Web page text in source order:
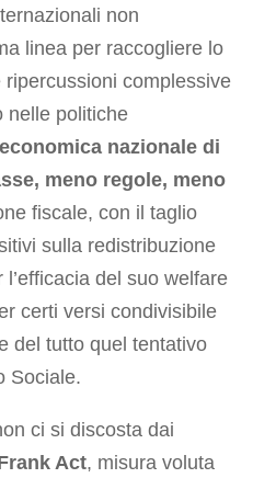
non
linea per raccogliere lo
complessive
nelle politiche
nazionale di
meno regole, meno
fiscale, con il taglio
sulla redistribuzione
del suo welfare
certi versi condivisibile
del tutto quel tentativo
Sociale.
ci si discosta dai
Act, misura voluta